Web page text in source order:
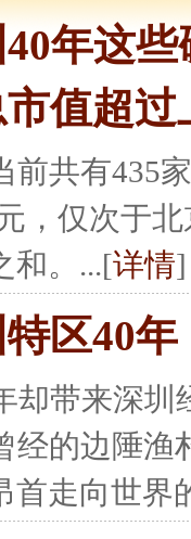
年这
值超
前共有435
，仅次于
和。...[详情]
区40
却带来深圳
经的边陲渔
首走向世界